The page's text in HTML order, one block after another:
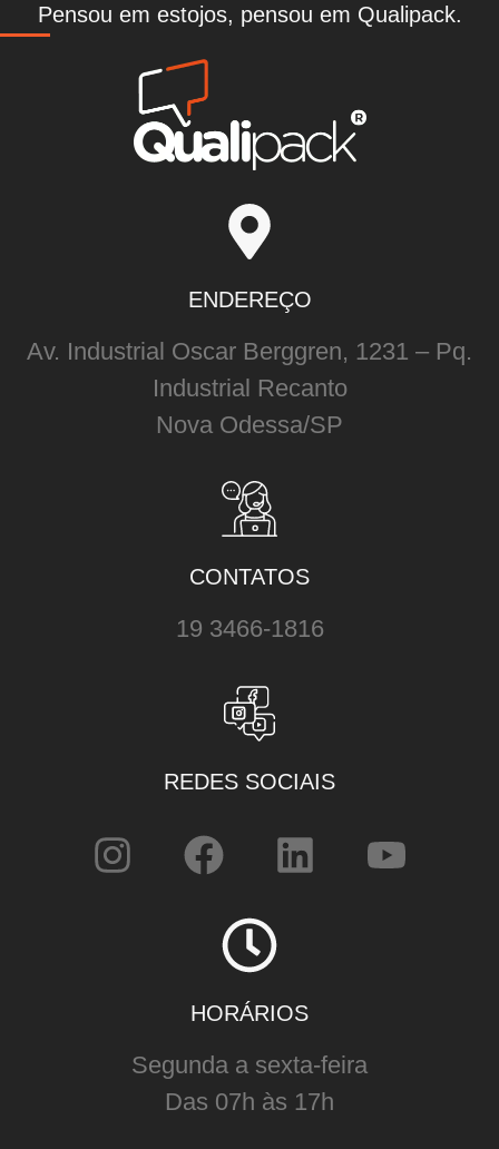
Pensou em estojos, pensou em Qualipack.
ENDEREÇO
Av. Industrial Oscar Berggren, 1231 – Pq.
Industrial Recanto
Nova Odessa/SP
CONTATOS
19 3466-1816
REDES SOCIAIS
HORÁRIOS
Segunda a sexta-feira
Das 07h às 17h